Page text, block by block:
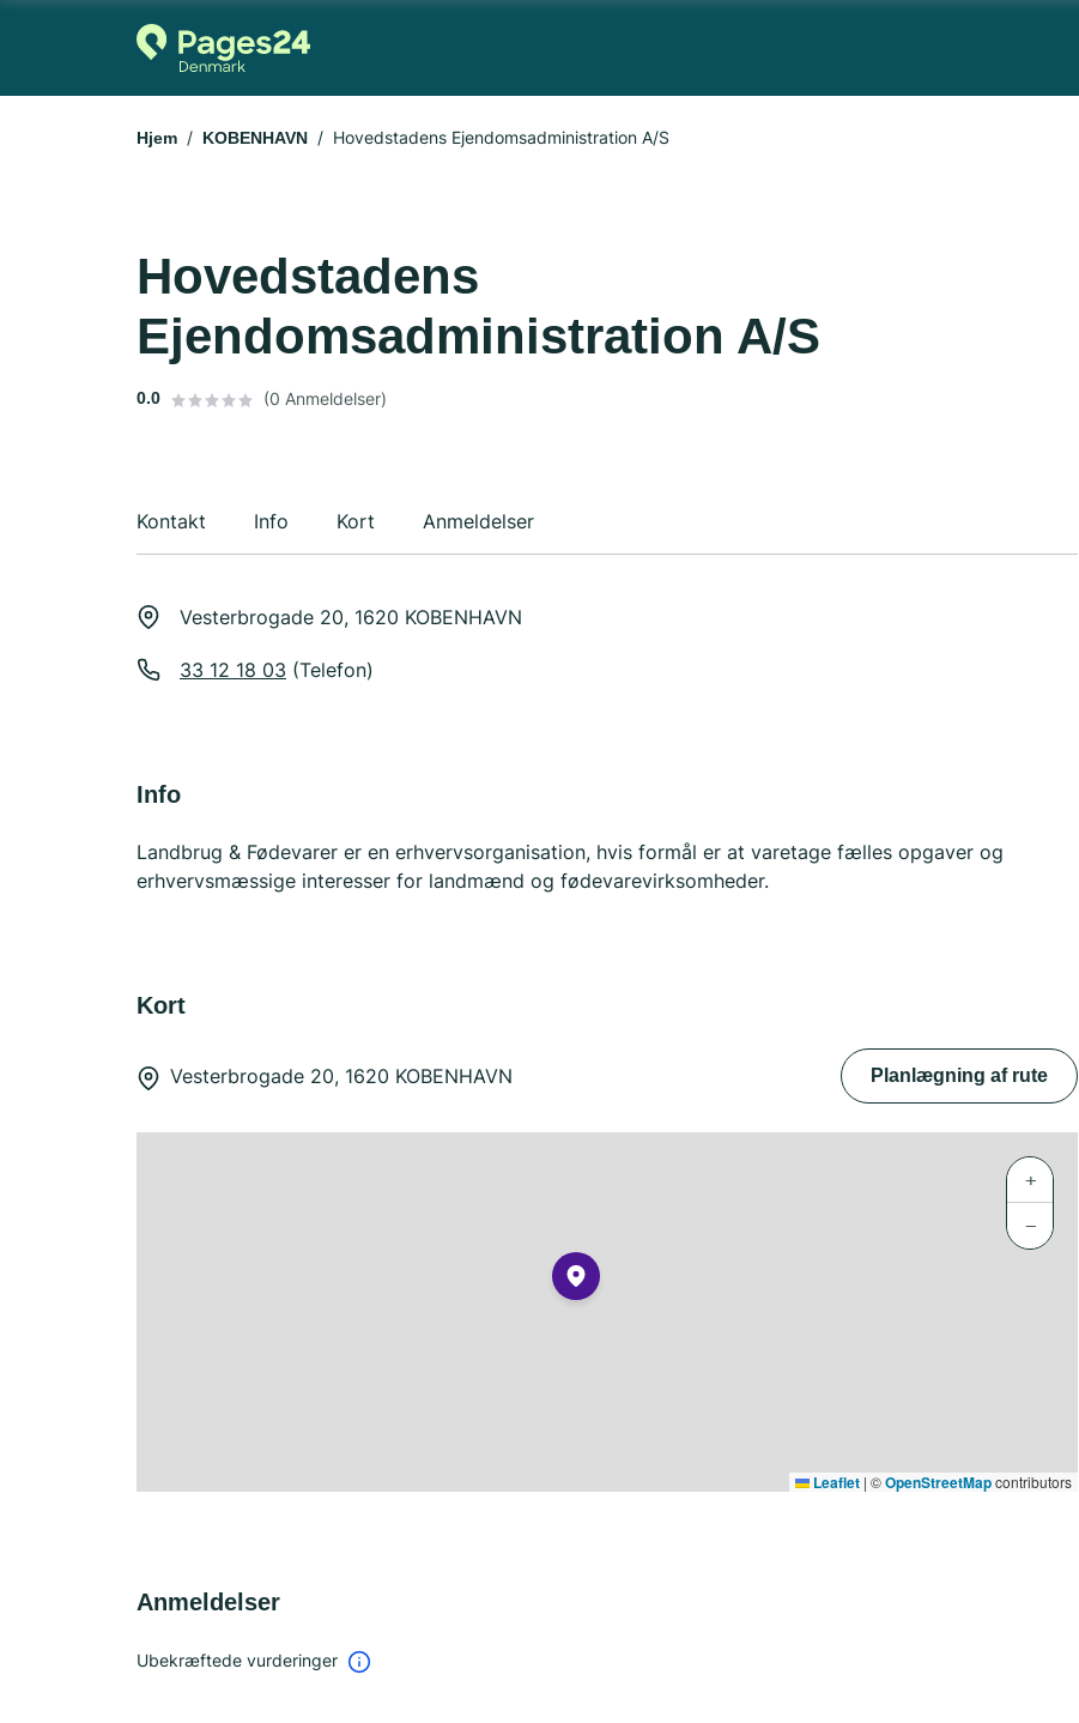
Hjem KOBENHAVN Hovedstadens Ejendomsadministration A/S
Hovedstadens
Ejendomsadministration A/S
0.0 (0 Anmeldelser)
Kontakt Info Kort Anmeldelser
Vesterbrogade 20, 1620 KOBENHAVN
33 12 18 03 (Telefon)
Info
Landbrug & Fødevarer er en erhvervsorganisation, hvis formål er at varetage fælles opgaver og
erhvervsmæssige interesser for landmænd og fødevarevirksomheder.
Kort
Vesterbrogade 20, 1620 KOBENHAVN Planlægning af rute
+
−
Leaflet | ©OpenStreetMapcontributors
Anmeldelser
Ubekræftede vurderinger